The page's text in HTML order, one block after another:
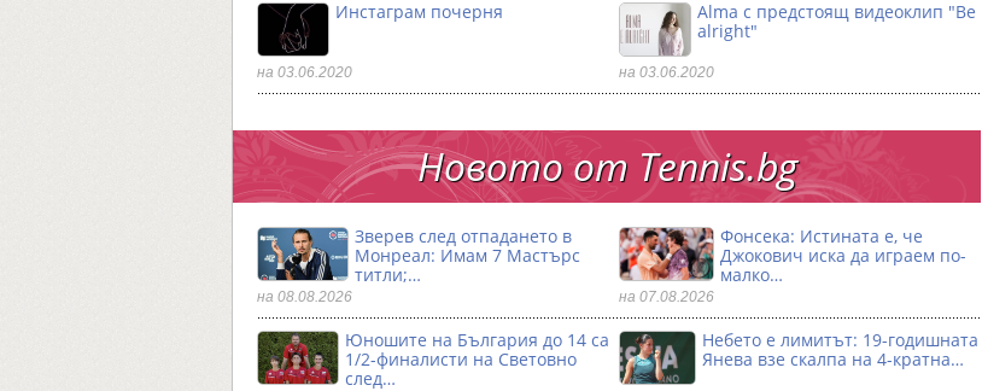
Инстаграм почерня
на 03.06.2020
Alma с предстоящ видеоклип "Be
alright"
на 03.06.2020
Новото от Тennis.bg
Зверев след отпадането в
Монреал: Имам 7 Мастърс
титли;…
на 08.08.2026
Фонсека: Истината е, че
Джокович иска да играем по-
малко…
на 07.08.2026
Юношите на България до 14 са
1/2-финалисти на Световно
след…
Небето е лимитът: 19-годишната
Янева взe скалпа на 4-кратна…